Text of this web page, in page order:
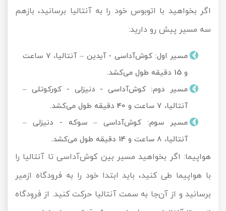
اگر بخواهید با اتوبوس خود را به آنتالیا برسانید، بازهم
سه مسیر پیش رو دارید:
مسیر اول: کوش‌آداسی - آیدین – آنتالیا، 7 ساعت
و 15 دقیقه طول می‌کشد.
مسیر دوم: کوش‌آداسی - دنیزلی - کورکوتلی –
آنتالیا، 7 ساعت و 40 دقیقه طول می‌کشد.
مسیر سوم: کوش‌آداسی – سوکه - دنیزلی –
آنتالیا، 8 ساعت و 14 دقیقه طول می‌کشد.
هواپیما: اگر بخواهید مسیر بین کوش‌آداسی تا آنتالیا را
با هواپیما طی کنید، باید ابتدا خود را به فرودگاه ازمیر
برسانید و از آن‌جا به سمت آنتالیا حرکت کنید. از فرودگاه